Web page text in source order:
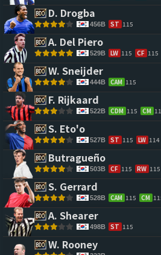
D. Drogba
456B ST 115
A. Del Piero
529B LW 115 CF 115
W. Sneijder
444B CAM 115
F. Rijkaard
522B CDM 115 CM
S. Eto'o
527B ST 115 LW 114
Butragueño
503B CF 115 RW 115
S. Gerrard
528B CAM 115 CM
A. Shearer
498B ST 115
W. Rooney